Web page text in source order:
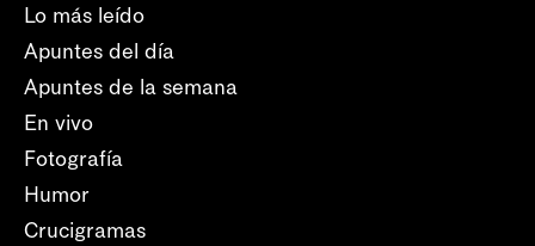
Lo más leído
Apuntes del día
Apuntes de la semana
En vivo
Fotografía
Humor
Crucigramas